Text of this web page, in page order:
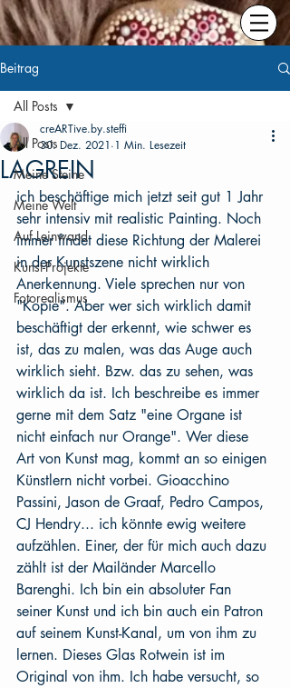
Beitrag
All Posts
Meine Steine
Meine Welt
Auf Leinwand
Kunst-Projekte
Fotorealismus
All Posts
LAGREIN
creARTive.by.steffi
30. Dez. 2021 1 Min. Lesezeit
ich beschäftige mich jetzt seit gut 1 Jahr
sehr intensiv mit realistic Painting. Noch
immer findet diese Richtung der Malerei
in der Kunstszene nicht wirklich
Anerkennung. Viele sprechen nur von
"Kopie". Aber wer sich wirklich damit
beschäftigt der erkennt, wie schwer es
ist, das zu malen, was das Auge auch
wirklich sieht. Bzw. das zu sehen, was
wirklich da ist. Ich beschreibe es immer
gerne mit dem Satz "eine Organe ist
nicht einfach nur Orange". Wer diese
Art von Kunst mag, kommt an so einigen
Künstlern nicht vorbei. Gioacchino
Passini, Jason de Graaf, Pedro Campos,
CJ Hendry... ich könnte ewig weitere
aufzählen. Einer, der für mich auch dazu
zählt ist der Mailänder Marcello
Barenghi. Ich bin ein absoluter Fan
seiner Kunst und ich bin auch ein Patron
auf seinem Kunst-Kanal, um von ihm zu
lernen. Dieses Glas Rotwein ist im
Original von ihm. Ich habe versucht, so